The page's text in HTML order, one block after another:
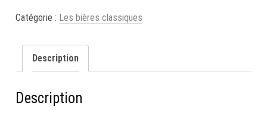
Blonde
24x33cl
INCLUS
Catégorie : Les bières classiques
Description
Description